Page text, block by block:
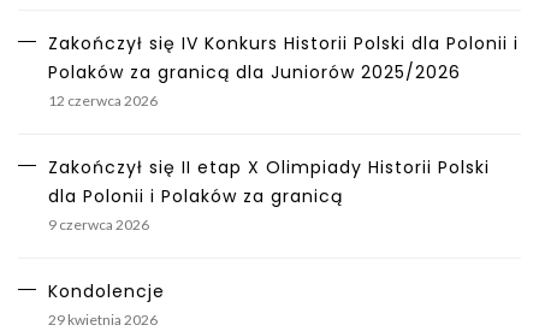
Zakończył się IV Konkurs Historii Polski dla Polonii i
Polaków za granicą dla Juniorów 2025/2026
12 czerwca 2026
Zakończył się II etap X Olimpiady Historii Polski
dla Polonii i Polaków za granicą
9 czerwca 2026
Kondolencje
29 kwietnia 2026